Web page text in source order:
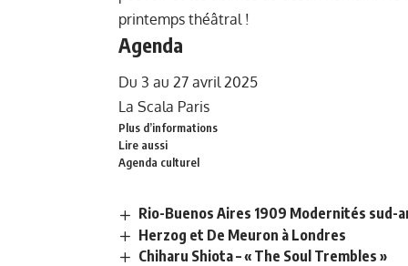
printemps théâtral !
Agenda
Du 3 au 27 avril 2025
La Scala Paris
Plus d’informations
Lire aussi
Agenda culturel
Rio-Buenos Aires 1909 Modernités sud-
Herzog et De Meuron à Londres
Chiharu Shiota – « The Soul Trembles »